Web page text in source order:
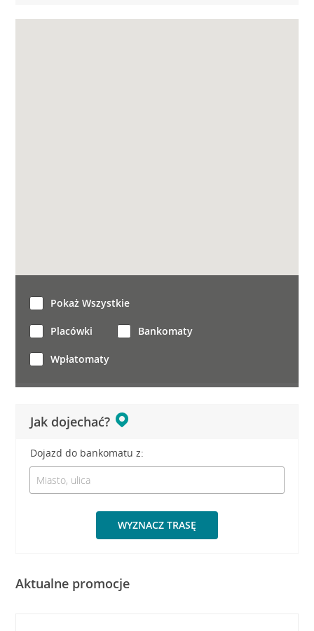
Jak dojechać?
Dojazd do bankomatu z:
WYZNACZ TRASĘ
Pokaż Wszystkie
Placówki Bankomaty
Wpłatomaty
Aktualne promocje